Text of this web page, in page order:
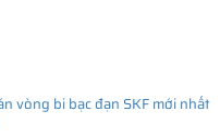
vòng bi bạc đạn SKF mới nhất